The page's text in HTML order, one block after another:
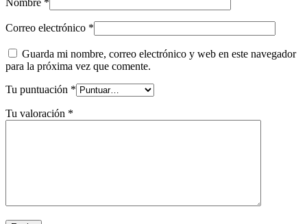
Correo electrónico *
Guarda mi nombre, correo electrónico y web en este navegador
para la próxima vez que comente.
Tu puntuación *
Tu valoración *